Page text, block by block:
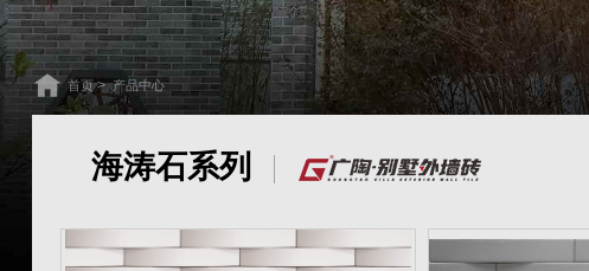
首页>产品中心
海涛石系列